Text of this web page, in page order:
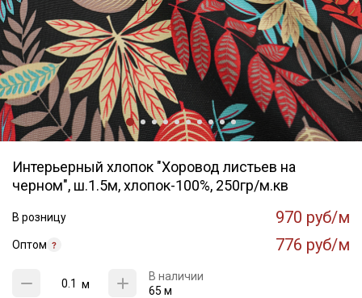
Интерьерный хлопок "Хоровод листьев на
черном", ш.1.5м, хлопок-100%, 250гр/м.кв
В розницу 970 руб/м
Оптом 776 руб/м
м
В наличии
65 м